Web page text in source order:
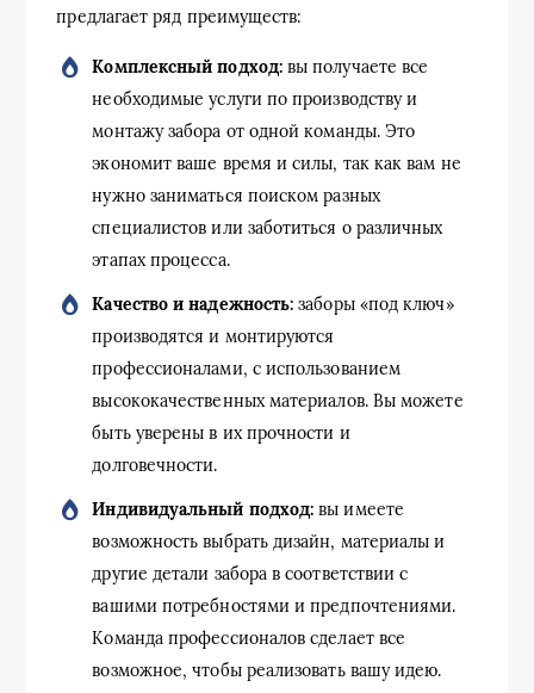
предлагает ряд преимуществ:
Комплексный подход:вы получаете все
необходимые услуги по производству и
монтажу забора от одной команды. Это
экономит ваше время и силы, так как вам не
нужно заниматься поиском разных
специалистов или заботиться о различных
этапах процесса.
Качество и надежность: заборы «под ключ»
производятся и монтируются
профессионалами, с использованием
высококачественных материалов. Вы можете
быть уверены в их прочности и
долговечности.
Индивидуальный подход: вы имеете
возможность выбрать дизайн, материалы и
другие детали забора в соответствии с
вашими потребностями и предпочтениями.
Команда профессионалов сделает все
возможное, чтобы реализовать вашу идею.